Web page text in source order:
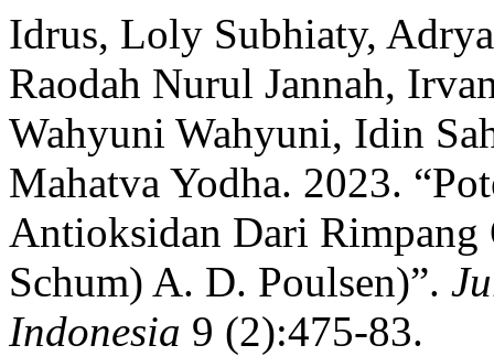
Idrus, Loly Subhiaty,
Raodah Nurul Jannah,
Wahyuni Wahyuni, Idin
Mahatva Yodha. 2023.
Antioksidan Dari
Schum) A. D. Poulsen)”.
Indonesia 9 (2):475-83.